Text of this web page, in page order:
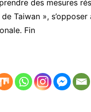
des mesures
de Taiwan »,
Fin